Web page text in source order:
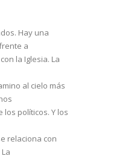
Hay una
a
la Iglesia. La
al cielo más
los políticos. Y los
relaciona con